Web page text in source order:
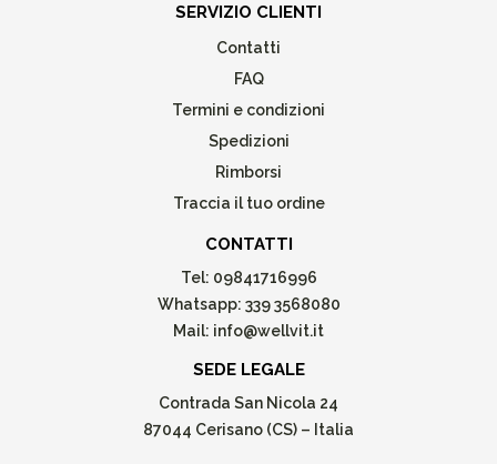
SERVIZIO CLIENTI
Contatti
FAQ
Termini e condizioni
Spedizioni
Rimborsi
Traccia il tuo ordine
CONTATTI
Tel: 09841716996
Whatsapp: 339 3568080
Mail: info@wellvit.it
SEDE LEGALE
Contrada San Nicola 24
87044 Cerisano (CS) – Italia